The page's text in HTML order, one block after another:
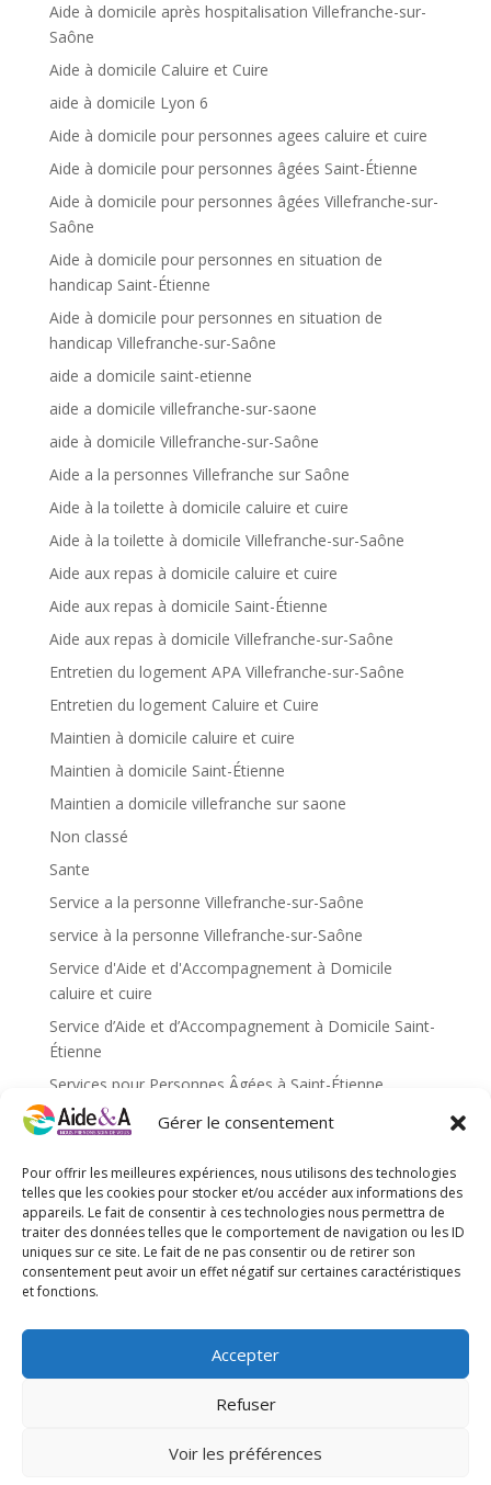
Gérer le consentement
Pour offrir les meilleures expériences, nous utilisons des technologies
telles que les cookies pour stocker et/ou accéder aux informations des
appareils. Le fait de consentir à ces technologies nous permettra de
traiter des données telles que le comportement de navigation ou les ID
uniques sur ce site. Le fait de ne pas consentir ou de retirer son
consentement peut avoir un effet négatif sur certaines caractéristiques
et fonctions.
Accepter
Refuser
Voir les préférences
Aide à domicile après hospitalisation Villefranche-sur-
Saône
Aide à domicile Caluire et Cuire
aide à domicile Lyon 6
Aide à domicile pour personnes agees caluire et cuire
Aide à domicile pour personnes âgées Saint-Étienne
Aide à domicile pour personnes âgées Villefranche-sur-
Saône
Aide à domicile pour personnes en situation de
handicap Saint-Étienne
Aide à domicile pour personnes en situation de
handicap Villefranche-sur-Saône
aide a domicile saint-etienne
aide a domicile villefranche-sur-saone
aide à domicile Villefranche-sur-Saône
Aide a la personnes Villefranche sur Saône
Aide à la toilette à domicile caluire et cuire
Aide à la toilette à domicile Villefranche-sur-Saône
Aide aux repas à domicile caluire et cuire
Aide aux repas à domicile Saint-Étienne
Aide aux repas à domicile Villefranche-sur-Saône
Entretien du logement APA Villefranche-sur-Saône
Entretien du logement Caluire et Cuire
Maintien à domicile caluire et cuire
Maintien à domicile Saint-Étienne
Maintien a domicile villefranche sur saone
Non classé
Sante
Service a la personne Villefranche-sur-Saône
service à la personne Villefranche-sur-Saône
Service d'Aide et d'Accompagnement à Domicile
caluire et cuire
Service d’Aide et d’Accompagnement à Domicile Saint-
Étienne
Services pour Personnes Âgées à Saint-Étienne
Services pour personnes âgées caluire et cuire
Services pour personnes âgées Villefranche-sur-Saône
Méta
Connexion